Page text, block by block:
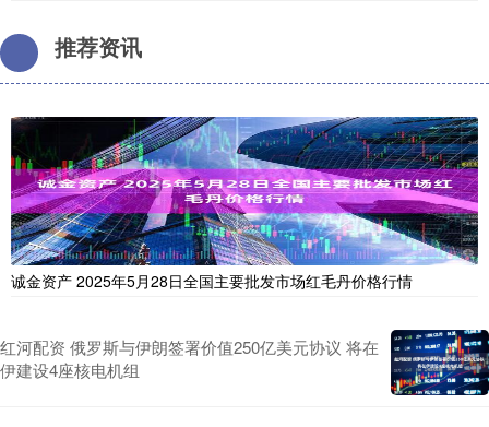
推荐资讯
诚金资产 2025年5月28日全国主要批发市场红毛丹价格行情
红河配资 俄罗斯与伊朗签署价值250亿美元协议 将在
伊建设4座核电机组